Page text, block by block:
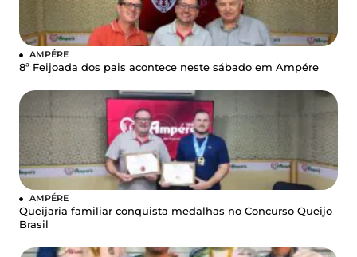
AMPÉRE
8ª Feijoada dos pais acontece neste sábado em Ampére
AMPÉRE
Queijaria familiar conquista medalhas no Concurso Queijo
Brasil